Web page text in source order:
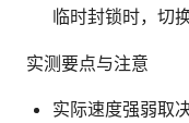
临时封锁时，切
实测要点与注意
实际速度强弱取